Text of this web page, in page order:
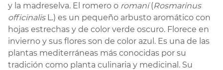
y la madreselva. El romero o romaní(Rosmarinus
officinalisL.) es un pequeño arbusto aromático con
hojas estrechas y de color verde oscuro. Florece en
invierno y sus flores son de color azul. Es una de las
plantas mediterráneas más conocidas por su
tradición como planta culinaria y medicinal. Su